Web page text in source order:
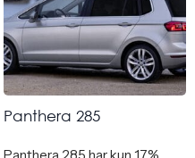
Panthera 285